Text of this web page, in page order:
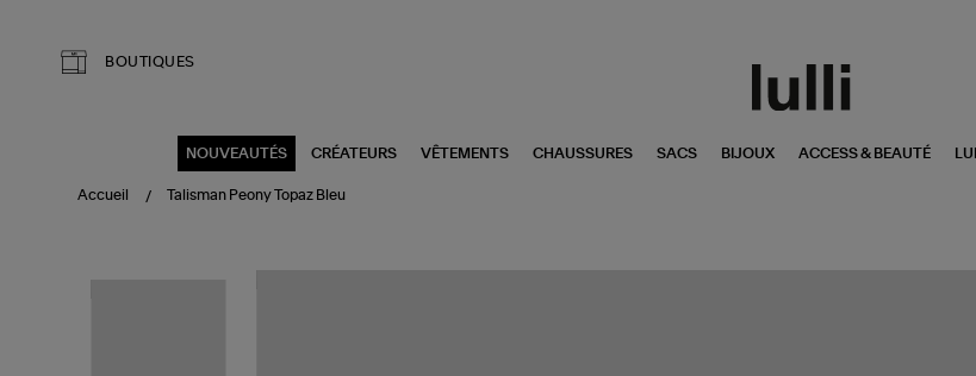
BOUTIQUES
NOUVEAUTÉS CRÉATEURS VÊTEMENTS CHAUSSURES SACS BIJOUX ACCESS & BEAUTÉ LUI
Accueil Talisman Peony Topaz Bleu